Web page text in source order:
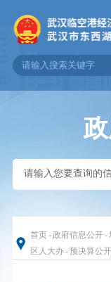
首页-政府信息公开-
区人大办-预决算公开